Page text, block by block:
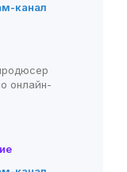
канал
онлайн-